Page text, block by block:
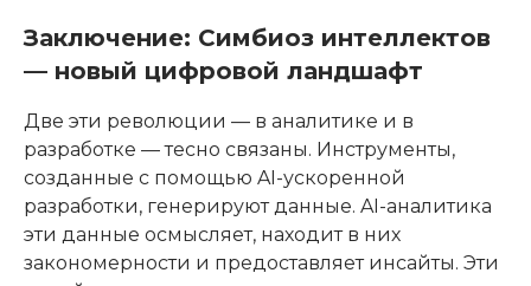
Заключение: Симбиоз интеллектов
— новый цифровой ландшафт
Две эти революции — в аналитике и в
разработке — тесно связаны. Инструменты,
созданные с помощью AI-ускоренной
разработки, генерируют данные. AI-аналитика
эти данные осмысляет, находит в них
закономерности и предоставляет инсайты. Эти